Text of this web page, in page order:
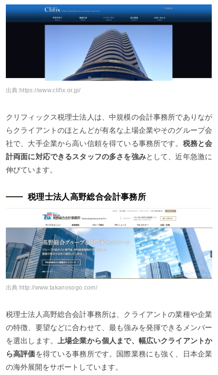
出典:https://www.clifix.or.jp/
クリフィックス税理士法人は、中規模の会計事務所でありなが
らクライアントのほとんどが有名な上場企業やそのグループ会
社で、大手企業から高い信頼を得ている事務所です。 税務と会
計両面に対応できるスタッフの多さを強みとして、近年急激に
伸びています。
税理士法人高野総合会計事務所
出典:http://www.takanosogo.com/
税理士法人高野総合会計事務所は、クライアントの業種や企業
の特徴、要望などに合わせて、最も強みを発揮できるメンバー
を選出します。
上場企業から個人まで、幅広いクライアントか
ら高評価を得ている事務所です。国際業務にも強く、日本企業
の海外展開をサポートしています。